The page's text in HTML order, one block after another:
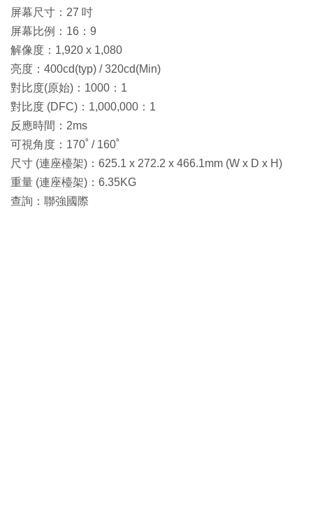
屏幕尺寸：27 吋
屏幕比例：16：9
解像度：1,920 x 1,080
亮度：400cd(typ) / 320cd(Min)
對比度(原始)：1000：1
對比度 (DFC)：1,000,000：1
反應時間：2ms
可視角度：170˚ / 160˚
尺寸 (連座檯架)：625.1 x 272.2 x 466.1mm (W x D x H)
重量 (連座檯架)：6.35KG
查詢：聯強國際